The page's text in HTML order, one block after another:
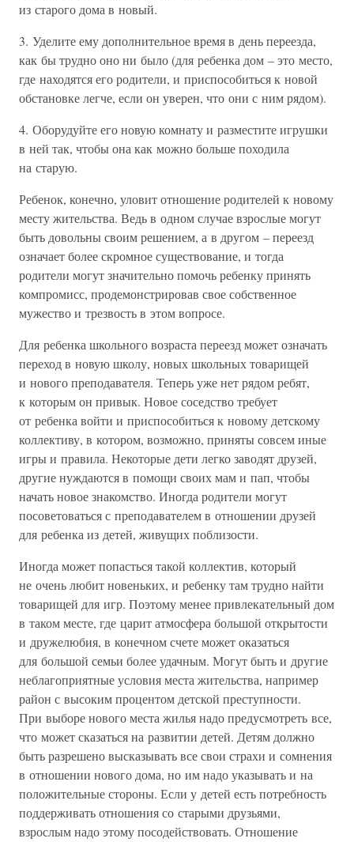
из старого дома в новый.
3. Уделите ему дополнительное время в день переезда,
как бы трудно оно ни было (для ребенка дом – это место,
где находятся его родители, и приспособиться к новой
обстановке легче, если он уверен, что они с ним рядом).
4. Оборудуйте его новую комнату и разместите игрушки
в ней так, чтобы она как можно больше походила
на старую.
Ребенок, конечно, уловит отношение родителей к новому
месту жительства. Ведь в одном случае взрослые могут
быть довольны своим решением, а в другом – переезд
означает более скромное существование, и тогда
родители могут значительно помочь ребенку принять
компромисс, продемонстрировав свое собственное
мужество и трезвость в этом вопросе.
Для ребенка школьного возраста переезд может означать
переход в новую школу, новых школьных товарищей
и нового преподавателя. Теперь уже нет рядом ребят,
к которым он привык. Новое соседство требует
от ребенка войти и приспособиться к новому детскому
коллективу, в котором, возможно, приняты совсем иные
игры и правила. Некоторые дети легко заводят друзей,
другие нуждаются в помощи своих мам и пап, чтобы
начать новое знакомство. Иногда родители могут
посоветоваться с преподавателем в отношении друзей
для ребенка из детей, живущих поблизости.
Иногда может попасться такой коллектив, который
не очень любит новеньких, и ребенку там трудно найти
товарищей для игр. Поэтому менее привлекательный дом
в таком месте, где царит атмосфера большой открытости
и дружелюбия, в конечном счете может оказаться
для большой семьи более удачным. Могут быть и другие
неблагоприятные условия места жительства, например
район с высоким процентом детской преступности.
При выборе нового места жилья надо предусмотреть все,
что может сказаться на развитии детей. Детям должно
быть разрешено высказывать все свои страхи и сомнения
в отношении нового дома, но им надо указывать и на
положительные стороны. Если у детей есть потребность
поддерживать отношения со старыми друзьями,
взрослым надо этому посодействовать. Отношение